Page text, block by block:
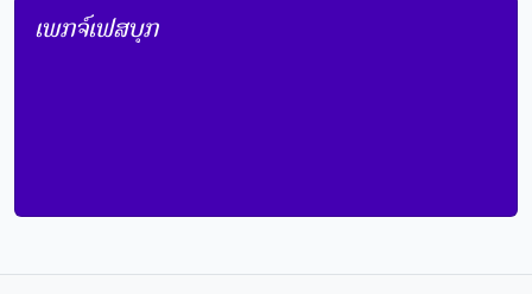
ເພກຈ໌ເຟສບຸກ